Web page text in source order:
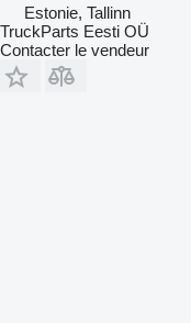
Estonie, Tallinn
TruckParts Eesti OÜ
Contacter le vendeur